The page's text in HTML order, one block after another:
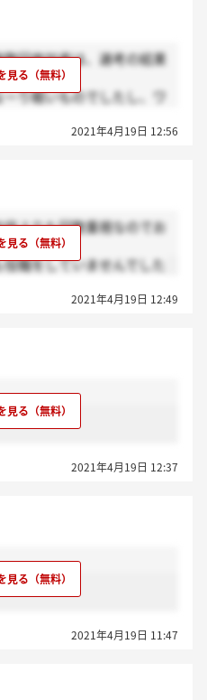
回参加者は、選考の結果
。
り軽いものでしたし、ワ
結果らしきものを持って
2021年4月19日 12:56
よりも回数重視なのでお
職をしていませんでした
2021年4月19日 12:49
2021年4月19日 12:37
2021年4月19日 11:47